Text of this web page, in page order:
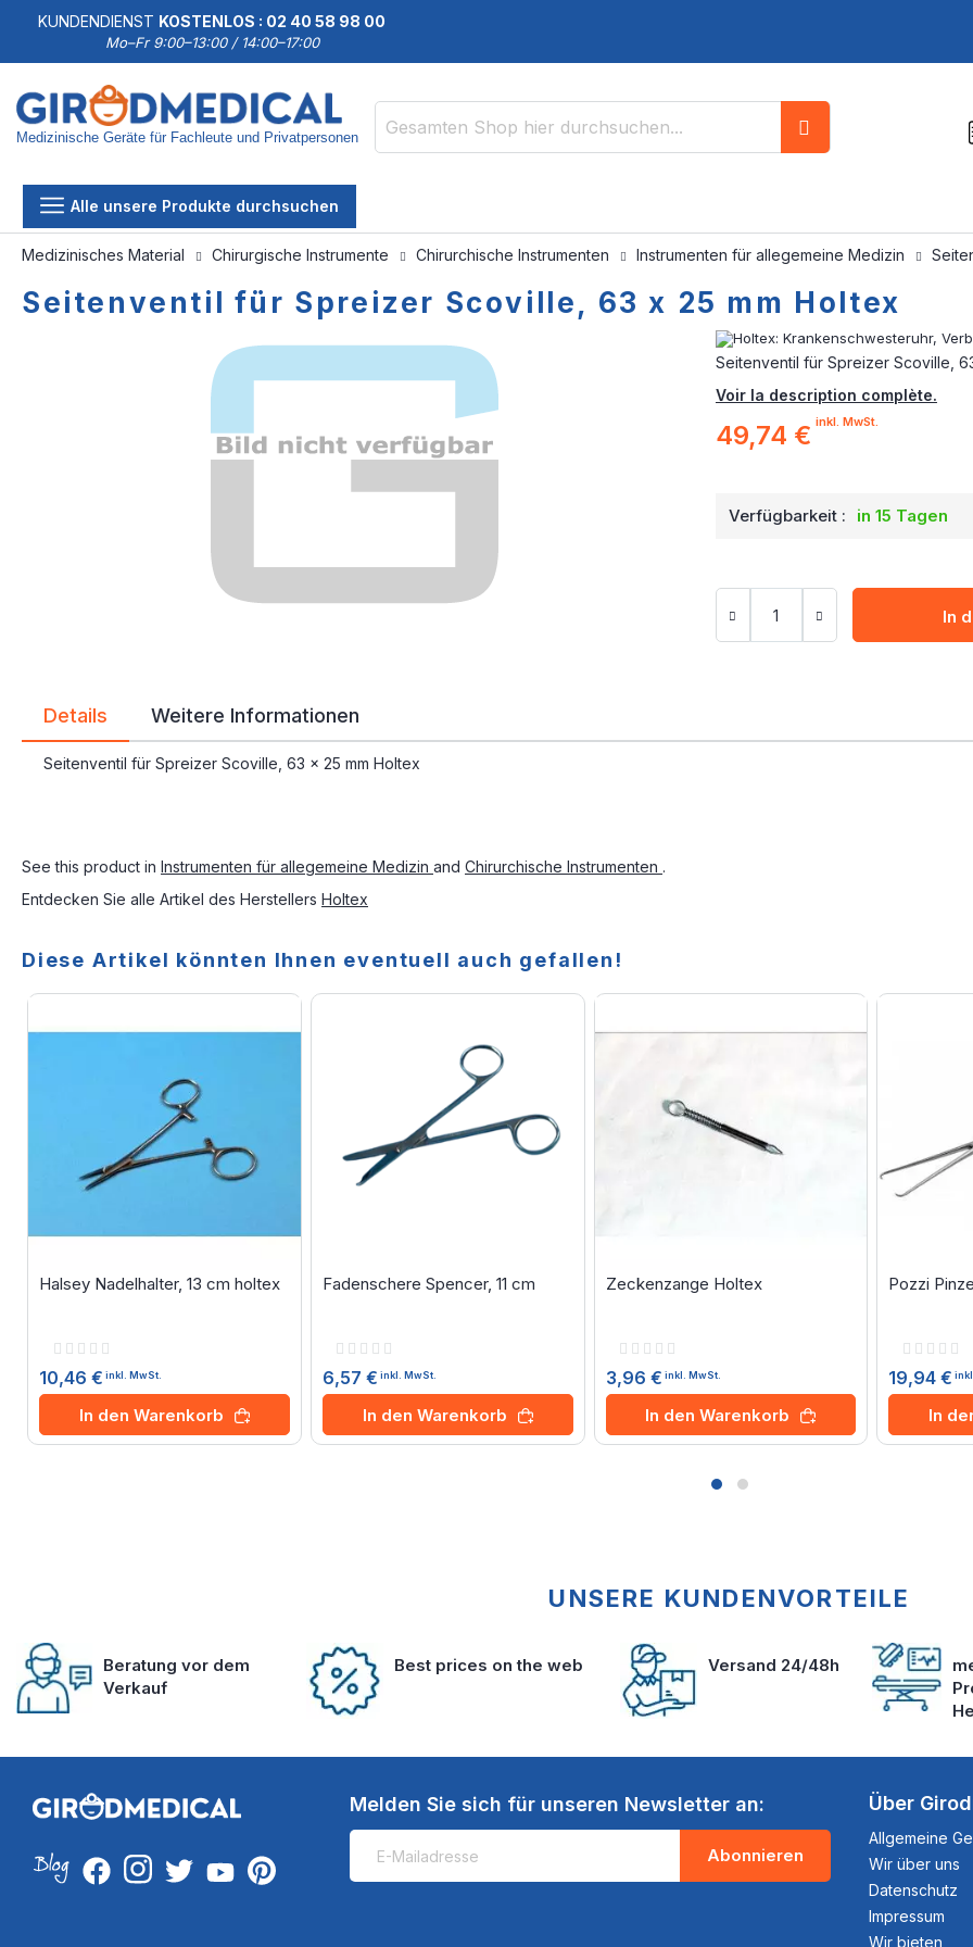
KUNDENDIENST KOSTENLOS : 02 40 58 98 00
Mo–Fr 9:00–13:00 / 14:00–17:00
Medizinische Geräte für Fachleute und Privatpersonen
Alle unsere Produkte durchsuchen
Medizinisches Material Chirurgische Instrumente Chirurchische Instrumenten Instrumenten für allegemeine Medizin
Seitenventil für Spreizer Scoville, 63 x 25 mm Holtex
Seitenventil für Spreizer Scoville,
Voir la description complète.
49,74 € inkl. MwSt.
Verfügbarkeit : in 15 Tagen
In
Details
Seitenventil für Spreizer Scoville, 63 x 25 mm Holtex
Weitere Informationen
See this product in Instrumenten für allegemeine Medizin and Chirurchische Instrumenten .
Entdecken Sie alle Artikel des Herstellers Holtex
Diese Artikel könnten Ihnen eventuell auch gefallen!
Halsey Nadelhalter, 13 cm holtex
Rating:
10,46 € inkl. MwSt.
In den Warenkorb
Fadenschere Spencer, 11 cm
Rating:
6,57 € inkl. MwSt.
In den Warenkorb
Zeckenzange Holtex
Rating:
3,96 € inkl. MwSt.
In den Warenkorb
Pozzi
Rating:
19,94 €
In
UNSERE KUNDENVORTEILE
Beratung vor dem
Verkauf
Best prices on the web Versand 24/48h
Melden Sie sich für unseren Newsletter an:
Abonnieren
Über
Allgemeine
Wir über uns
Datenschutz
Impressum
Wir bieten